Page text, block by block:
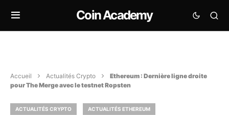
Coin Academy
Accueil Actualités Crypto
Ethereum : Dernière ligne droite
pour The Merge avec le testnet Ropsten
ACTUALITÉS CRYPTO ACTUALITÉS ETHEREUM